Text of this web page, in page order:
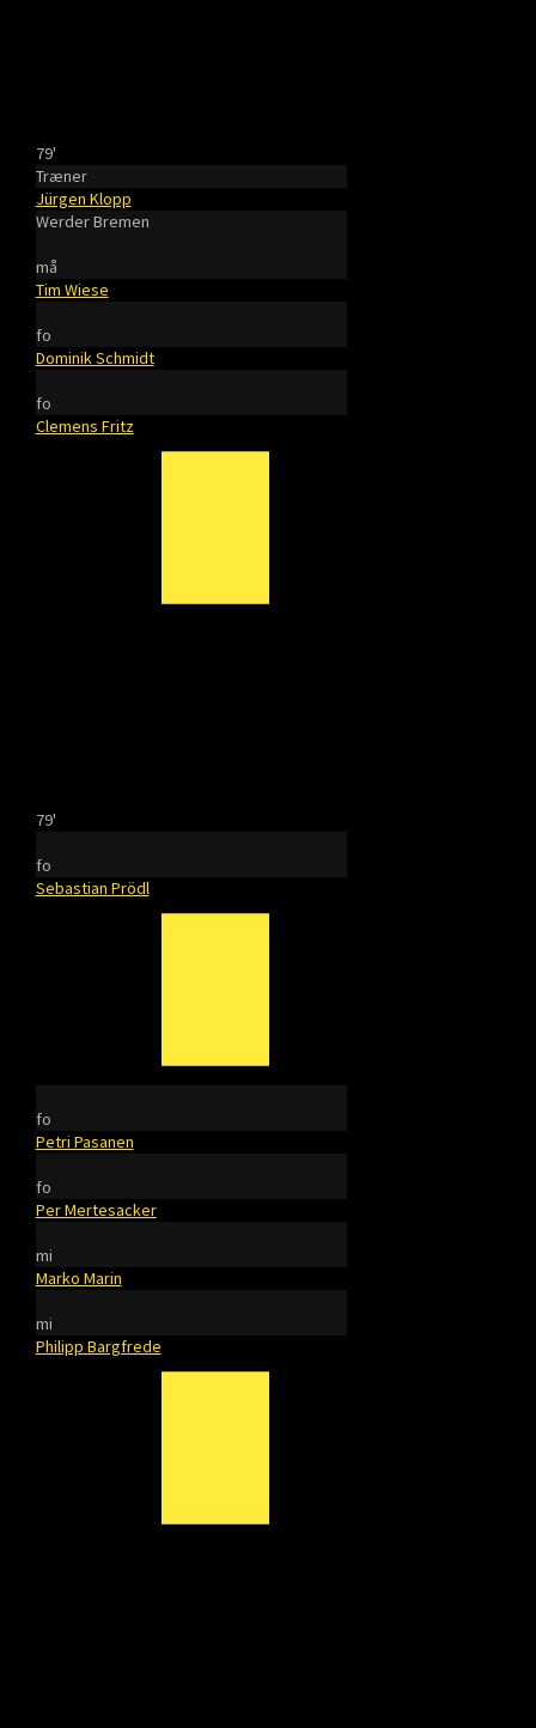
79'
Træner
Jürgen Klopp
Werder Bremen
må
Tim Wiese
fo
Dominik Schmidt
fo
Clemens Fritz
79'
fo
Sebastian Prödl
fo
Petri Pasanen
fo
Per Mertesacker
mi
Marko Marin
mi
Philipp Bargfrede